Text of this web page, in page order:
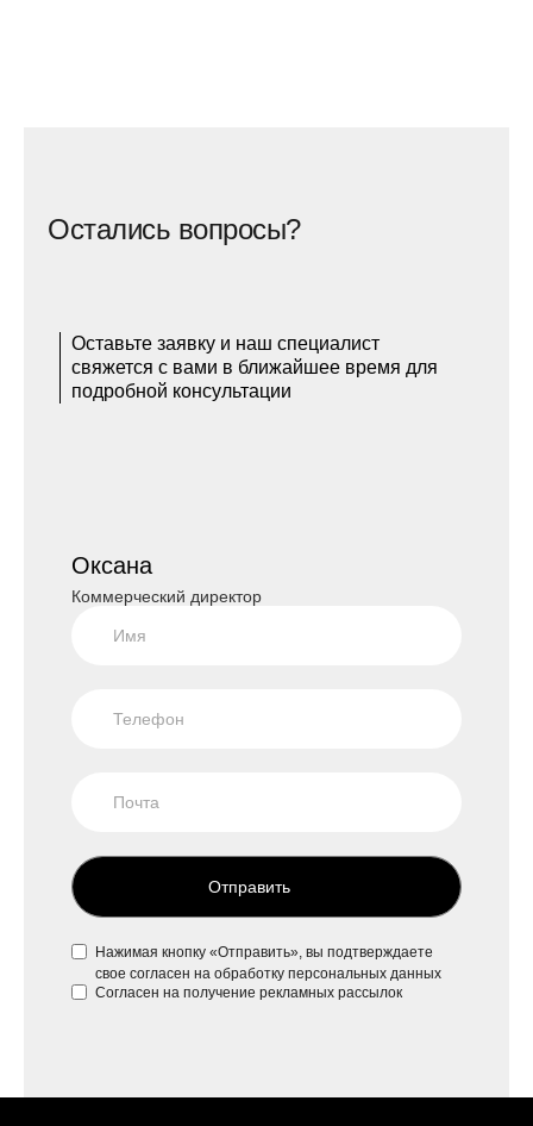
Остались вопросы?
Оставьте заявку и наш специалист
свяжется с вами в ближайшее время для
подробной консультации
Оксана
Коммерческий директор
Отправить
Нажимая кнопку «Отправить», вы подтверждаете
свое согласен на обработку персональных данных
Согласен на получение рекламных рассылок